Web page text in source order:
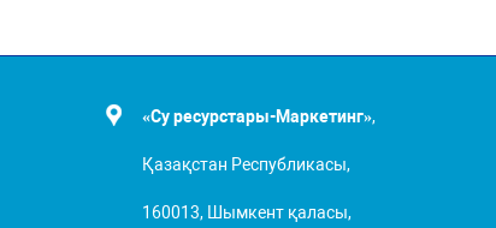
«Су ресурстары-Маркетинг»,
Қазақстан Республикасы,
160013, Шымкент қаласы,